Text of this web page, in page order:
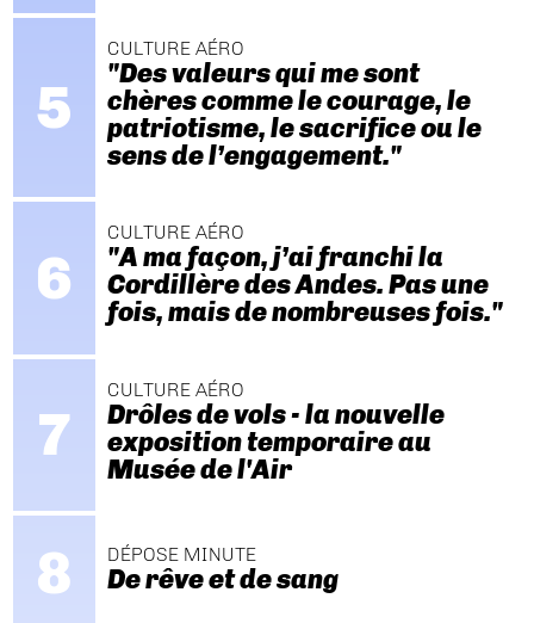
CULTURE AÉRO
"Des valeurs qui me sont
chères comme le courage, le
patriotisme, le sacrifice ou le
sens de l’engagement."
CULTURE AÉRO
"A ma façon, j’ai franchi la
Cordillère des Andes. Pas une
fois, mais de nombreuses fois."
CULTURE AÉRO
Drôles de vols - la nouvelle
exposition temporaire au
Musée de l'Air
DÉPOSE MINUTE
De rêve et de sang